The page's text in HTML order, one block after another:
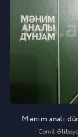
Mənim analı
- Cəmil